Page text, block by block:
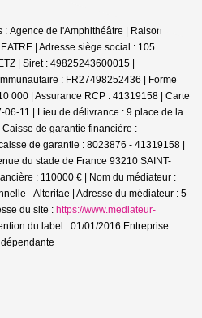
Agence de l'Amphithéâtre | Raison
| Adresse siège social : 105
| Siret : 49825243600015 |
: FR27498252436 | Forme
000 | Assurance RCP : 41319158 | Carte
06-11 | Lieu de délivrance : 9 place de la
de garantie financière :
de garantie : 8023876 - 41319158 |
du stade de France 93210 SAINT-
: 110000 € | Nom du médiateur :
- Alteritae | Adresse du médiateur : 5
du site : https://www.mediateur-
du label : 01/01/2016 Entreprise